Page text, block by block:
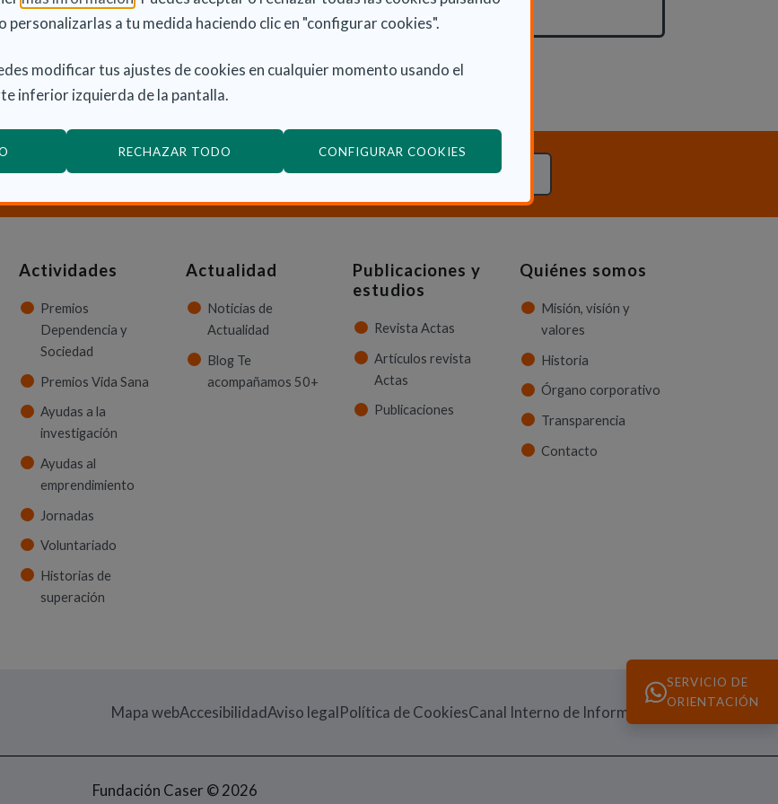
personalizarlas a tu medida haciendo clic en "configurar cookies".
modificar tus ajustes de cookies en cualquier momento usando el
inferior izquierda de la pantalla.
RECHAZAR TODO CONFIGURAR COOKIES (ABRE EN VENTANA MODAL)
Dependencia y Discapacidad? CONTACTA CON NOSOTROS
Actividades
Premios
Dependencia y
Sociedad
Premios Vida Sana
Ayudas a la
investigación
Ayudas al
emprendimiento
Jornadas
Voluntariado
Historias de
superación
Actualidad
Noticias de
Actualidad
Blog Te
acompañamos 50+
Publicaciones y
estudios
Revista Actas
Artículos revista
Actas
Publicaciones
Quiénes somos
Misión, visión y
valores
Historia
Órgano corporativo
Transparencia
Contacto
VENTANA)
VENTANA)
EN NUEVA VENTANA)
EN NUEVA VENTANA)
Mapa webAccesibilidadAviso legalPolítica de CookiesCanal Interno de Información (Abre en nueva
Fundación Caser © 2026
SERVICIO DE
ORIENTACIÓN